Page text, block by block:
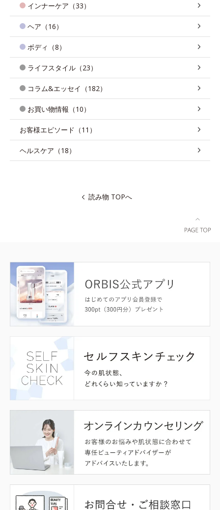
インナーケア（33）
ヘア（16）
ボディ（8）
ライフスタイル（23）
コラム&エッセイ（182）
お買い物情報（10）
お客様エピソード（11）
ヘルスケア（18）
読み物 TOPへ